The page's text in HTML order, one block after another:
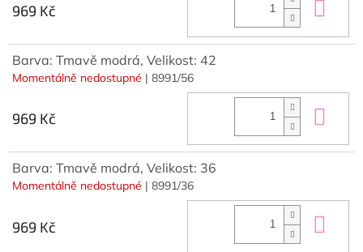
969 Kč
Barva: Tmavě modrá, Velikost: 42
Momentálně nedostupné | 8991/56
969 Kč
Barva: Tmavě modrá, Velikost: 36
Momentálně nedostupné | 8991/36
969 Kč